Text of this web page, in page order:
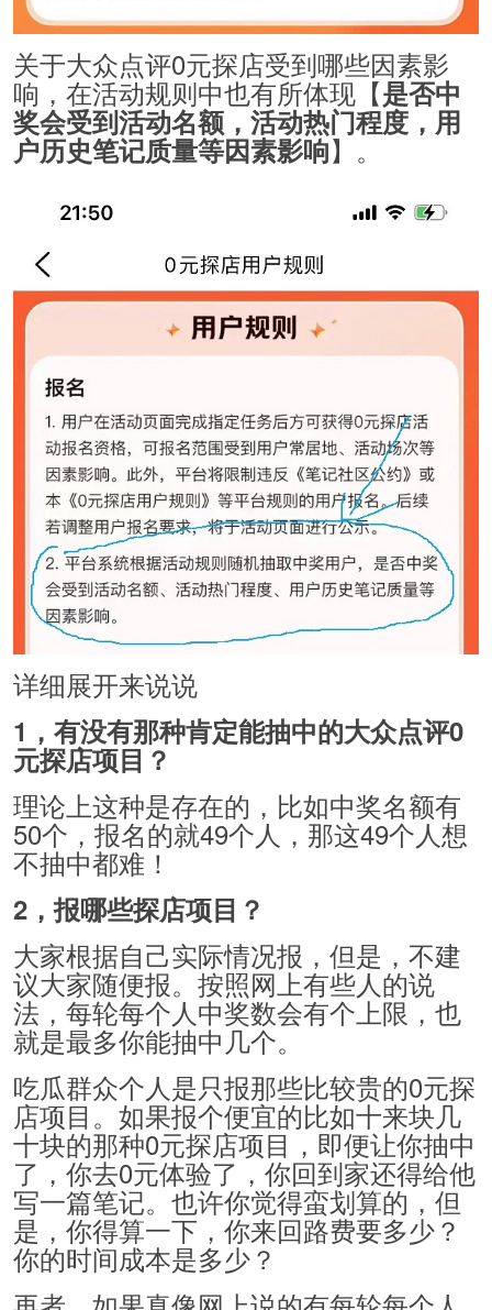
关于大众点评0元探店受到哪些因素影
响，在活动规则中也有所体现【是否中
奖会受到活动名额，活动热门程度，用
户历史笔记质量等因素影响】。
详细展开来说说
1，有没有那种肯定能抽中的大众点评0
元探店项目？
理论上这种是存在的，比如中奖名额有
50个，报名的就49个人，那这49个人想
不抽中都难！
2，报哪些探店项目？
大家根据自己实际情况报，但是，不建
议大家随便报。按照网上有些人的说
法，每轮每个人中奖数会有个上限，也
就是最多你能抽中几个。
吃瓜群众个人是只报那些比较贵的0元探
店项目。如果报个便宜的比如十来块几
十块的那种0元探店项目，即便让你抽中
了，你去0元体验了，你回到家还得给他
写一篇笔记。也许你觉得蛮划算的，但
是，你得算一下，你来回路费要多少？
你的时间成本是多少？